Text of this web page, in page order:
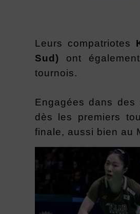
Leurs compatriotes
Sud) ont
tournois.
Engagées dans
dès les premiers
finale, aussi bien au